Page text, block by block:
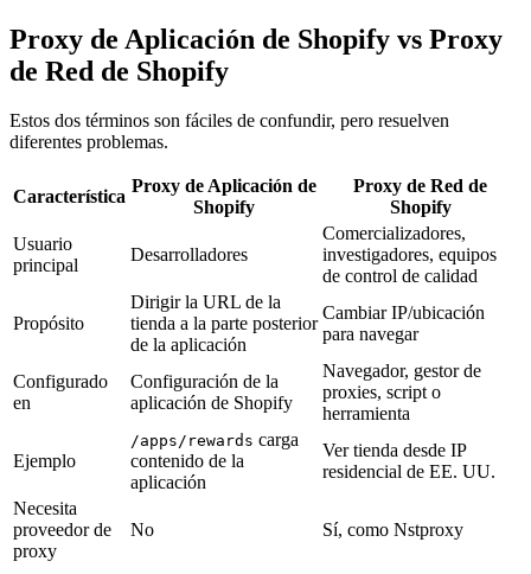
Proxy de Aplicación de Shopify vs Proxy
de Red de Shopify
Estos dos términos son fáciles de confundir, pero resuelven
diferentes problemas.
Característica
Proxy de Aplicación de
Shopify
Proxy de Red de
Shopify
Usuario
principal
Desarrolladores
Comercializadores,
investigadores, equipos
de control de calidad
Propósito
Dirigir la URL de la
tienda a la parte posterior
de la aplicación
Cambiar IP/ubicación
para navegar
Configurado
en
Configuración de la
aplicación de Shopify
Navegador, gestor de
proxies, script o
herramienta
Ejemplo
/apps/rewards carga
contenido de la
aplicación
Ver tienda desde IP
residencial de EE. UU.
Necesita
proveedor de
proxy
No Sí, como Nstproxy